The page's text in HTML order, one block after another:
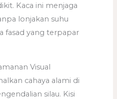
Kaca ini menjaga
lonjakan suhu
fasad yang terpapar
Visual
cahaya alami di
silau. Kisi